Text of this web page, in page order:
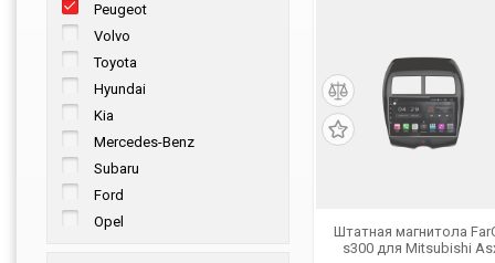
Volvo
Toyota
Hyundai
Kia
Mercedes-Benz
Subaru
Ford
Opel
Peugeot
Штатная магнитола
s300 для Mitsubishi